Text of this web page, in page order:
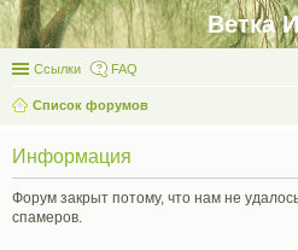
Ветка
Ссылки FAQ
Список форумов
Информация
Форум закрыт потому, что нам не
спамеров.